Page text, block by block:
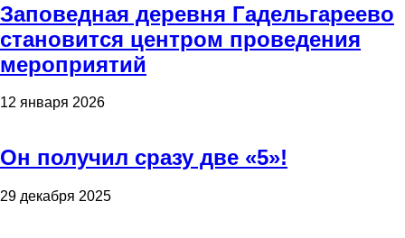
Заповедная деревня Гадельгареево
становится центром проведения
мероприятий
12 января 2026
Он получил сразу две «5»!
29 декабря 2025